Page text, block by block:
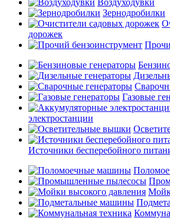
Воздуходувки
Зернодробилки
дорожек
Газовые
электростанции
Источники бесперебойного